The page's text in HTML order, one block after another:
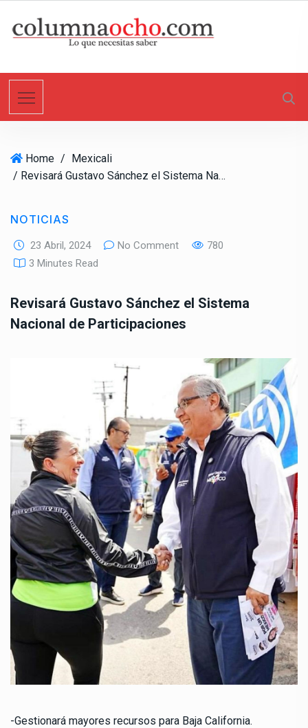
t
Home / Mexicali
/ Revisará Gustavo Sánchez el Sistema Nacional de Participaciones
NOTICIAS
23 Abril, 2024 No Comment
780
3 Minutes Read
Revisará Gustavo Sánchez el Sistema
Nacional de Participaciones
-Gestionará mayores recursos para Baja California.